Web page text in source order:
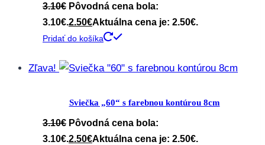
3.10€ Pôvodná cena bola:
3.10€.2.50€Aktuálna cena je: 2.50€.
Pridať do košíka
Zľava!
Sviečka „60“ s farebnou kontúrou 8cm
3.10€ Pôvodná cena bola:
3.10€.2.50€Aktuálna cena je: 2.50€.